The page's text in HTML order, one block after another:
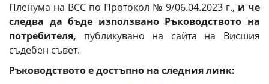
Пленума на ВСС по Протокол № 9/06.04.2023 г., и че
следва да бъде използвано Ръководството на
потребителя, публикувано на сайта на Висшия
съдебен съвет.
Ръководството е достъпно на следния линк: